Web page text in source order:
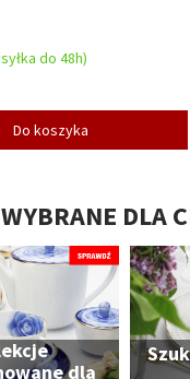
do 48h)
Do koszyka
WYBRANE DLA
dla